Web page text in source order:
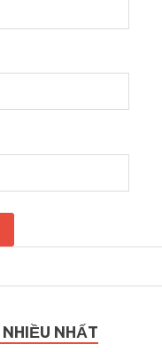
NHẤT